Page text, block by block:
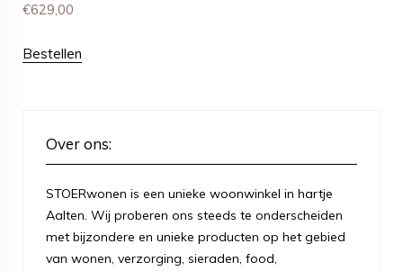
€629,00
Bestellen
Over ons:
STOERwonen is een unieke woonwinkel in hartje
Aalten. Wij proberen ons steeds te onderscheiden
met bijzondere en unieke producten op het gebied
van wonen, verzorging, sieraden, food,